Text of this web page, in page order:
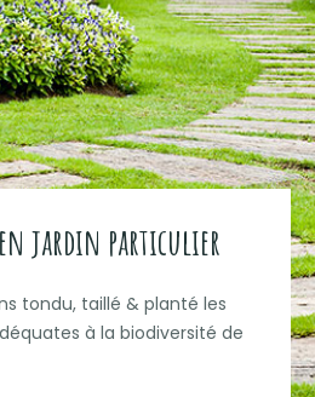
jardin particulier
tondu, taillé & planté les
à la biodiversité de